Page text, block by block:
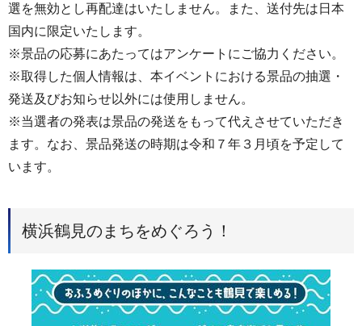
選を無効とし再配達はいたしません。また、送付先は日本
国内に限定いたします。
※景品の応募にあたってはアンケートにご協力ください。
※取得した個人情報は、本イベントにおける景品の抽選・
発送及びお知らせ以外には使用しません。
※当選者の発表は景品の発送をもって代えさせていただき
ます。なお、景品発送の時期は令和７年３月頃を予定して
います。
横浜鶴見のまちをめぐろう！